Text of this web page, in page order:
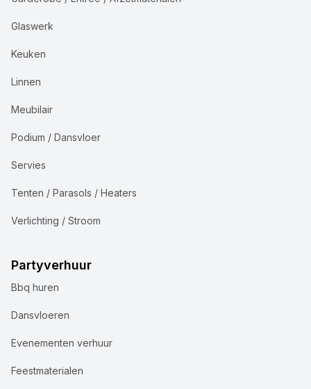
Glaswerk
Keuken
Linnen
Meubilair
Podium / Dansvloer
Servies
Tenten / Parasols / Heaters
Verlichting / Stroom
Partyverhuur
Bbq huren
Dansvloeren
Evenementen verhuur
Feestmaterialen